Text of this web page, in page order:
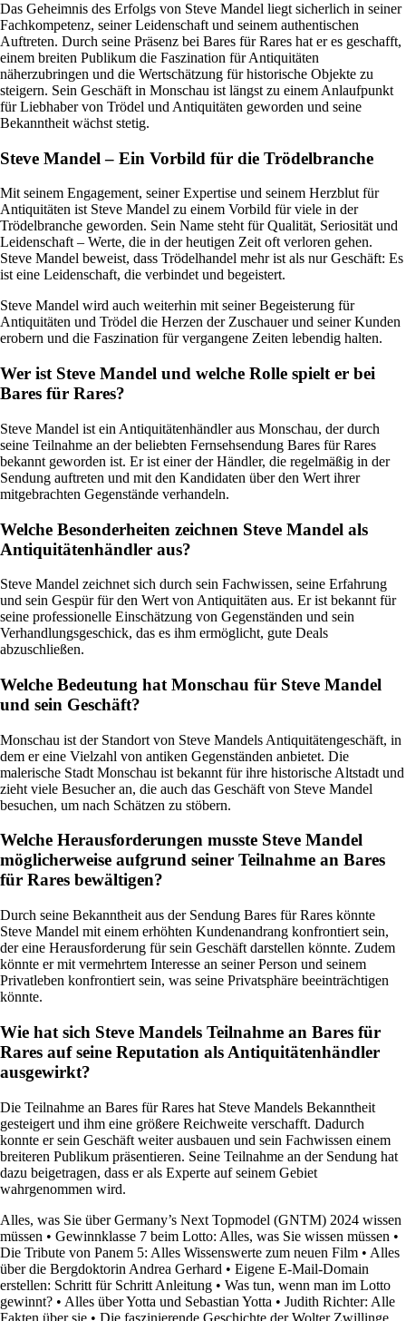
Das Geheimnis des Erfolgs von Steve Mandel liegt sicherlich in seiner
Fachkompetenz, seiner Leidenschaft und seinem authentischen
Auftreten. Durch seine Präsenz bei Bares für Rares hat er es geschafft,
einem breiten Publikum die Faszination für Antiquitäten
näherzubringen und die Wertschätzung für historische Objekte zu
steigern. Sein Geschäft in Monschau ist längst zu einem Anlaufpunkt
für Liebhaber von Trödel und Antiquitäten geworden und seine
Bekanntheit wächst stetig.
Steve Mandel – Ein Vorbild für die Trödelbranche
Mit seinem Engagement, seiner Expertise und seinem Herzblut für
Antiquitäten ist Steve Mandel zu einem Vorbild für viele in der
Trödelbranche geworden. Sein Name steht für Qualität, Seriosität und
Leidenschaft – Werte, die in der heutigen Zeit oft verloren gehen.
Steve Mandel beweist, dass Trödelhandel mehr ist als nur Geschäft: Es
ist eine Leidenschaft, die verbindet und begeistert.
Steve Mandel wird auch weiterhin mit seiner Begeisterung für
Antiquitäten und Trödel die Herzen der Zuschauer und seiner Kunden
erobern und die Faszination für vergangene Zeiten lebendig halten.
Wer ist Steve Mandel und welche Rolle spielt er bei
Bares für Rares?
Steve Mandel ist ein Antiquitätenhändler aus Monschau, der durch
seine Teilnahme an der beliebten Fernsehsendung Bares für Rares
bekannt geworden ist. Er ist einer der Händler, die regelmäßig in der
Sendung auftreten und mit den Kandidaten über den Wert ihrer
mitgebrachten Gegenstände verhandeln.
Welche Besonderheiten zeichnen Steve Mandel als
Antiquitätenhändler aus?
Steve Mandel zeichnet sich durch sein Fachwissen, seine Erfahrung
und sein Gespür für den Wert von Antiquitäten aus. Er ist bekannt für
seine professionelle Einschätzung von Gegenständen und sein
Verhandlungsgeschick, das es ihm ermöglicht, gute Deals
abzuschließen.
Welche Bedeutung hat Monschau für Steve Mandel
und sein Geschäft?
Monschau ist der Standort von Steve Mandels Antiquitätengeschäft, in
dem er eine Vielzahl von antiken Gegenständen anbietet. Die
malerische Stadt Monschau ist bekannt für ihre historische Altstadt und
zieht viele Besucher an, die auch das Geschäft von Steve Mandel
besuchen, um nach Schätzen zu stöbern.
Welche Herausforderungen musste Steve Mandel
möglicherweise aufgrund seiner Teilnahme an Bares
für Rares bewältigen?
Durch seine Bekanntheit aus der Sendung Bares für Rares könnte
Steve Mandel mit einem erhöhten Kundenandrang konfrontiert sein,
der eine Herausforderung für sein Geschäft darstellen könnte. Zudem
könnte er mit vermehrtem Interesse an seiner Person und seinem
Privatleben konfrontiert sein, was seine Privatsphäre beeinträchtigen
könnte.
Wie hat sich Steve Mandels Teilnahme an Bares für
Rares auf seine Reputation als Antiquitätenhändler
ausgewirkt?
Die Teilnahme an Bares für Rares hat Steve Mandels Bekanntheit
gesteigert und ihm eine größere Reichweite verschafft. Dadurch
konnte er sein Geschäft weiter ausbauen und sein Fachwissen einem
breiteren Publikum präsentieren. Seine Teilnahme an der Sendung hat
dazu beigetragen, dass er als Experte auf seinem Gebiet
wahrgenommen wird.
Alles, was Sie über Germany’s Next Topmodel (GNTM) 2024 wissen
müssen • Gewinnklasse 7 beim Lotto: Alles, was Sie wissen müssen •
Die Tribute von Panem 5: Alles Wissenswerte zum neuen Film • Alles
über die Bergdoktorin Andrea Gerhard • Eigene E-Mail-Domain
erstellen: Schritt für Schritt Anleitung • Was tun, wenn man im Lotto
gewinnt? • Alles über Yotta und Sebastian Yotta • Judith Richter: Alle
Fakten über sie • Die faszinierende Geschichte der Wolter Zwillinge